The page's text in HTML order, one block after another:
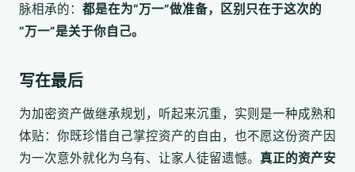
脉相承的： 都是在为“万一”做准备，区别只在于这次的
“万一”是关于你自己。
写在最后
为加密资产做继承规划，听起来沉重，实则是一种成熟和
体贴：你既珍惜自己掌控资产的自由，也不愿这份资产因
为一次意外就化为乌有、让家人徒留遗憾。 真正的资产安